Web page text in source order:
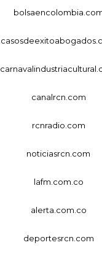
canalrcn.com
rcnradio.com
noticiasrcn.com
lafm.com.co
alerta.com.co
deportesrcn.com